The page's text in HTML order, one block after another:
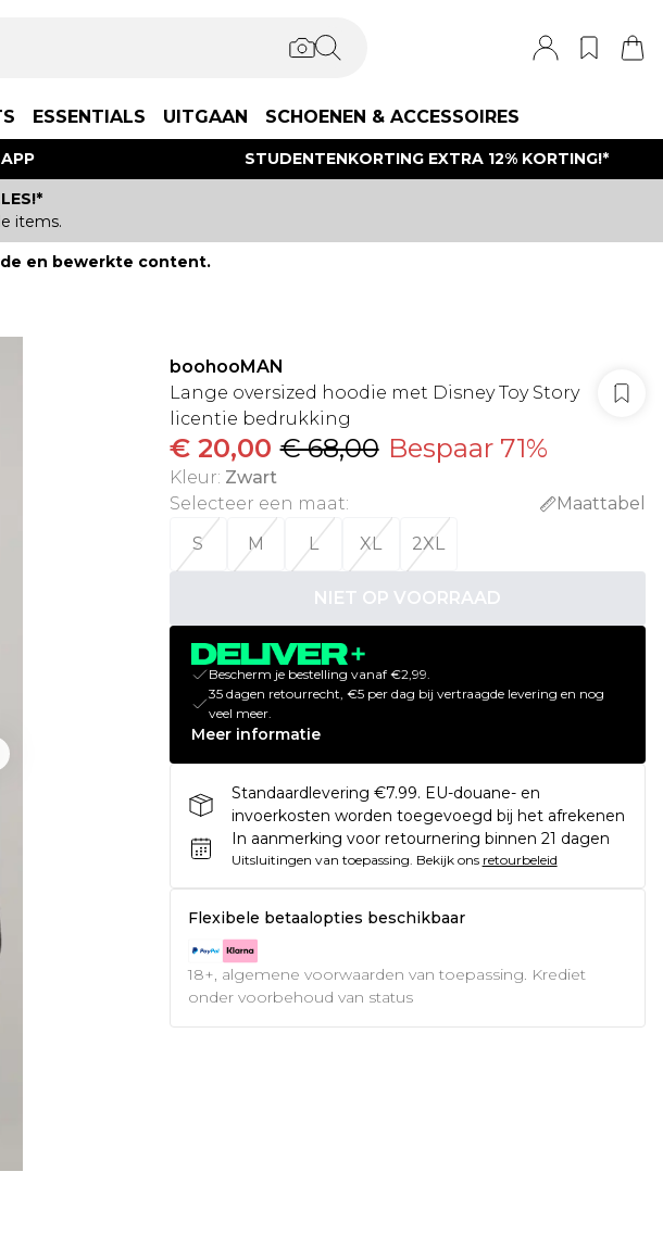
ESSENTIALS UITGAAN SCHOENEN & ACCESSOIRES
STUDENTENKORTING EXTRA 12% KORTING!*
items.
en bewerkte content.
boohooMAN
Lange oversized hoodie met Disney Toy Story
licentie bedrukking
€ 20,00 € 68,00 Bespaar 71%
Kleur: Zwart
Selecteer een maat:
Maattabel
S
M L XL 2XL
NIET OP VOORRAAD
Bescherm je bestelling vanaf €2,99.
35 dagen retourrecht, €5 per dag bij vertraagde levering en nog
veel meer.
Meer informatie
Standaardlevering €7.99. EU-douane- en
invoerkosten worden toegevoegd bij het afrekenen
In aanmerking voor retournering binnen 21 dagen
Uitsluitingen van toepassing. Bekijk ons retourbeleid
Flexibele betaalopties beschikbaar
18+, algemene voorwaarden van toepassing. Krediet
onder voorbehoud van status